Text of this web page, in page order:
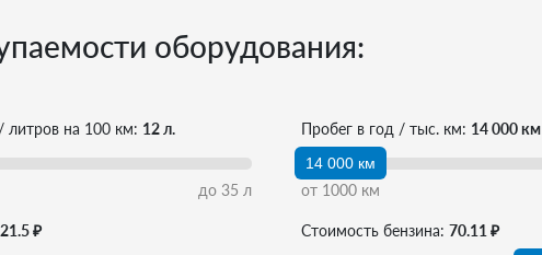
оборудования:
литров на 100 км: 12 л.
до35 л
Пробег в год / тыс. км: 14 000 км
14 000 км
от 1000 км
21.5 ₽ Стоимость бензина:70.11 ₽